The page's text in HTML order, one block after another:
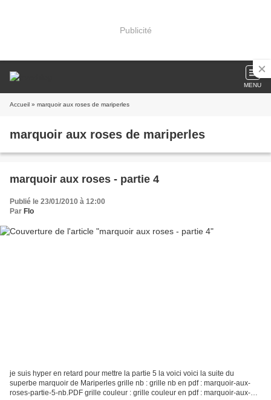
Publicité
MENU
Accueil » marquoir aux roses de mariperles
marquoir aux roses de mariperles
marquoir aux roses - partie 4
Publié le 23/01/2010 à 12:00
Par Flo
je suis hyper en retard pour mettre la partie 5 la voici voici la suite du
superbe marquoir de Mariperles grille nb : grille nb en pdf : marquoir-aux-
roses-partie-5-nb.PDF grille couleur : grille couleur en pdf : marquoir-aux-